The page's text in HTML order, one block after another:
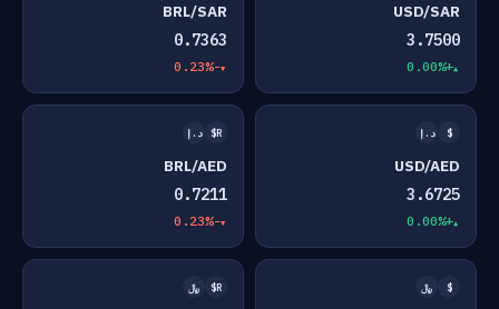
USD/SAR
3.7500
+0.00%
BRL/SAR
0.7363
-0.23%
$ د.إ
USD/AED
3.6725
+0.00%
R$ د.إ
BRL/AED
0.7211
-0.23%
$ ﷼ R$ ﷼